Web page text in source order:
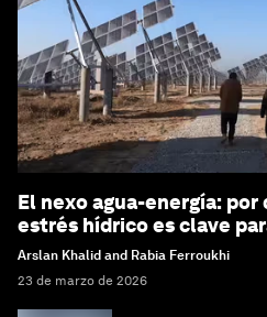
El nexo agua-energía:
estrés hídrico es clave
Arslan Khalid and Rabia Ferroukhi
23 de marzo de 2026